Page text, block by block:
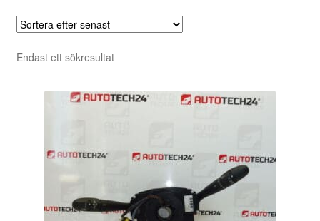
Endast ett sökresultat